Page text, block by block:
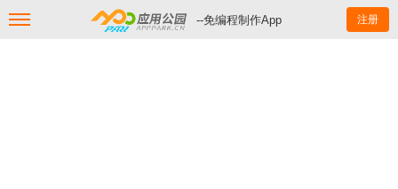
--免编程制作App 注册